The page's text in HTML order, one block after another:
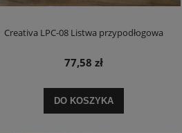
Creativa LPC-08 Listwa przypodłogowa
77,58 zł
DO KOSZYKA